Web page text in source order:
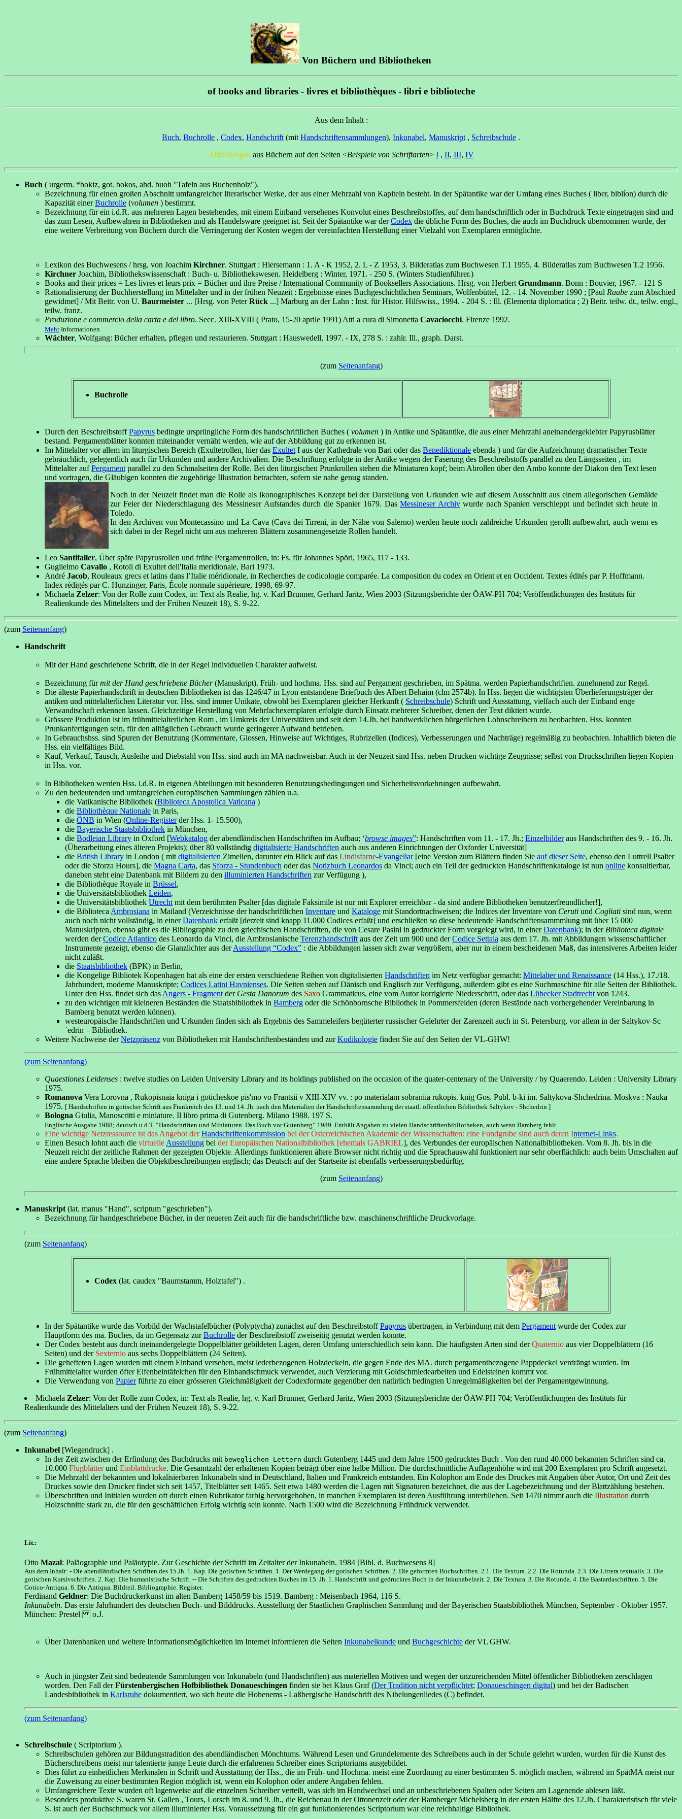
Von Büchern und Bibliotheken
of books and libraries - livres et bibliothèques - libri e biblioteche
Aus dem Inhalt :
Buch, Buchrolle , Codex, Handschrift (mit Handschriftensammlungen), Inkunabel, Manuskript , Schreibschule .
Abbildungen aus Büchern auf den Seiten <Beispiele von Schriftarten> I, II, III, IV
Buch ( urgerm. *bokiz, got. bokos, ahd. buoh "Tafeln aus Buchenholz").
Bezeichnung für einen großen Abschnitt umfangreicher literarischer Werke, der aus einer Mehrzahl von Kapiteln besteht. In der Spätantike war der Umfang eines Buches ( liber, biblíon) durch die
Kapazität einerBuchrolle (volumen ) bestimmt.
Bezeichnung für ein i.d.R. aus mehreren Lagen bestehendes, mit einem Einband versehenes Konvolut eines Beschreibstoffes, auf dem handschriftlich oder in Buchdruck Texte eingetragen sind und
das zum Lesen, Aufbewahren in Bibliotheken und als Handelsware geeignet ist. Seit der Spätantike war derCodex die übliche Form des Buches, die auch im Buchdruck übernommen wurde, der
eine weitere Verbreitung von Büchern durch die Verringerung der Kosten wegen der vereinfachten Herstellung einer Vielzahl von Exemplaren ermöglichte.
Lexikon des Buchwesens / hrsg. von Joachim Kirchner. Stuttgart : Hiersemann : 1. A - K 1952, 2. L - Z 1953, 3. Bilderatlas zum Buchwesen T.1 1955, 4. Bilderatlas zum Buchwesen T.2 1956.
Kirchner Joachim, Bibliothekswissenschaft : Buch- u. Bibliothekswesen. Heidelberg : Winter, 1971. - 250 S. (Winters Studienführer.)
Books and their prices = Les livres et leurs prix = Bücher und ihre Preise / International Community of Booksellers Associations. Hrsg. von Herbert Grundmann. Bonn : Bouvier, 1967. - 121 S
Rationalisierung der Buchherstellung im Mittelalter und in der frühen Neuzeit : Ergebnisse eines Buchgeschichtlichen Seminars, Wolfenbüttel, 12. - 14. November 1990 ; [Paul Raabe zum Abschied
gewidmet] / Mit Beitr. von U. Baurmeister ... [Hrsg. von PeterRück ...] Marburg an der Lahn : Inst. für Histor. Hilfswiss., 1994. - 204 S. : Ill. (Elementa diplomatica ; 2) Beitr. teilw. dt., teilw. engl.,
teilw. franz.
Produzione e commercio della carta e del libro. Secc. XIII-XVIII ( Prato, 15-20 aprile 1991) Atti a cura di Simonetta Cavaciocchi. Firenze 1992.
MehrInformationen
Wächter, Wolfgang: Bücher erhalten, pflegen und restaurieren. Stuttgart : Hauswedell, 1997. - IX, 278 S. : zahlr. Ill., graph. Darst.
(zum Seitenanfang)
Buchrolle
Durch den BeschreibstoffPapyrus bedingte ursprüngliche Form des handschriftlichen Buches ( volumen ) in Antike und Spätantike, die aus einer Mehrzahl aneinandergeklebter Papyrusblätter
bestand. Pergamentblätter konnten miteinander vernäht werden, wie auf der Abbildung gut zu erkennen ist.
Im Mittelalter vor allem im liturgischen Bereich (Exultetrollen, hier das Exultet I aus der Kathedrale von Bari oder das Benediktionale ebenda ) und für die Aufzeichnung dramatischer Texte
gebräuchlich, gelegentlich auch für Urkunden und andere Archivalien. Die Beschriftung erfolgte in der Antike wegen der Faserung des Beschreibstoffs parallel zu den Längsseiten , im
Mittelalter aufPergament parallel zu den Schmalseiten der Rolle. Bei den liturgischen Prunkrollen stehen die Miniaturen kopf; beim Abrollen über den Ambo konnte der Diakon den Text lesen
und vortragen, die Gläubigen konnten die zugehörige Illustration betrachten, sofern sie nahe genug standen.
Noch in der Neuzeit findet man die Rolle als ikonographisches Konzept bei der Darstellung von Urkunden wie auf diesem Ausschnitt aus einem allegorischen Gemälde
zur Feier der Niederschlagung des Messineser Aufstandes durch die Spanier 1679. DasMessineser Archivwurde nach Spanien verschleppt und befindet sich heute in
Toledo.
In den Archiven von Montecassino und La Cava (Cava dei Tirreni, in der Nähe von Salerno) werden heute noch zahlreiche Urkunden gerollt aufbewahrt, auch wenn es
sich dabei in der Regel nicht um aus mehreren Blättern zusammengesetzte Rollen handelt.
Leo Santifaller, Über späte Papyrusrollen und frühe Pergamentrollen, in: Fs. für Johannes Spörl, 1965, 117 - 133.
Guglielmo Cavallo , Rotoli di Exultet dell'Italia meridionale, Bari 1973.
André Jacob, Rouleaux grecs et latins dans l’Italie méridionale, in Recherches de codicologie comparée. La composition du codex en Orient et en Occident. Textes édités par P. Hoffmann.
Index rédigés par C. Hunzinger, Paris, École normale supérieure, 1998, 69-97.
Michaela Zelzer: Von der Rolle zum Codex, in: Text als Realie, hg. v. Karl Brunner, Gerhard Jaritz, Wien 2003 (Sitzungsberichte der ÖAW-PH 704; Veröffentlichungen des Instituts für
Realienkunde des Mittelalters und der Frühen Neuzeit 18), S. 9-22.
(zum Seitenanfang)
Handschrift
Mit der Hand geschriebene Schrift, die in der Regel individuellen Charakter aufweist.
Bezeichnung fürmit der Hand geschriebene Bücher(Manuskript). Früh- und hochma. Hss. sind auf Pergament geschrieben, im Spätma. werden Papierhandschriften. zunehmend zur Regel.
Die älteste Papierhandschrift in deutschen Bibliotheken ist das 1246/47 in Lyon entstandene Briefbuch des Albert Behaim (clm 2574b). In Hss. liegen die wichtigsten Überlieferungsträger der
antiken und mittelalterlichen Literatur vor. Hss. sind immer Unikate, obwohl bei Exemplaren gleicher Herkunft ( Schreibschule) Schrift und Ausstattung, vielfach auch der Einband enge
Verwandtschaft erkennen lassen. Gleichzeitige Herstellung von Mehrfachexemplaren erfolgte durch Einsatz mehrerer Schreiber, denen der Text diktiert wurde.
Grössere Produktion ist im frühmittelalterlichen Rom , im Umkreis der Universitäten und seit dem 14.Jh. bei handwerklichen bürgerlichen Lohnschreibern zu beobachten. Hss. konnten
Prunkanfertigungen sein, für den alltäglichen Gebrauch wurde geringerer Aufwand betrieben.
In Gebrauchshss. sind Spuren der Benutzung (Kommentare, Glossen, Hinweise auf Wichtiges, Rubrizellen (Indices), Verbesserungen und Nachträge) regelmäßig zu beobachten. Inhaltlich bieten die
Hss. ein vielfältiges Bild.
Kauf, Verkauf, Tausch, Ausleihe und Diebstahl von Hss. sind auch im MA nachweisbar. Auch in der Neuzeit sind Hss. neben Drucken wichtige Zeugnisse; selbst von Druckschriften liegen Kopien
in Hss. vor.
In Bibliotheken werden Hss. i.d.R. in eigenen Abteilungen mit besonderen Benutzungsbedingungen und Sicherheitsvorkehrungen aufbewahrt.
Zu den bedeutenden und umfangreichen europäischen Sammlungen zählen u.a.
die Vatikanische Bibliothek (Biblioteca Apostolica Vaticana )
die Bibliothèque Nationale in Paris,
die ÖNB in Wien (Online-Registerder Hss. 1- 15.500),
die Bayerische Staatsbibliothek in München,
die Bodleian Library in Oxford [Webkatalog der abendländischen Handschriften im Aufbau; ‘browse images”: Handschriften vom 11. - 17. Jh.; Einzelbilderaus Handschriften des 9. - 16. Jh.
(Überarbeitung eines älteren Projekts); über 80 vollständig digitalisierte Handschriften auch aus anderen Einrichtungen der Oxforder Universität]
die British Library in London ( mit digitalisierten Zimelien, darunter ein Blick auf das Lindisfarne-Evangeliar[eine Version zum Blättern finden Sie auf dieser Seite, ebenso den Luttrell Psalter
oder die Sforza Hours], die Magna Carta, das Sforza - Stundenbuch oder das Notizbuch Leonardos da Vinci; auch ein Teil der gedruckten Handschriftenkataloge ist nun online konsultierbar,
daneben steht eine Datenbank mit Bildern zu den illuminierten Handschriften zur Verfügung ),
die Bibliothèque Royale in Brüssel,
die Universitätsbibliothek Leiden,
die Universitätsbibliothek Utrecht mit dem berühmten Psalter [das digitale Faksimile ist nur mit Explorer erreichbar - da sind andere Bibliotheken benutzerfreundlicher!],
die Biblioteca Ambrosiana in Mailand (Verzeichnisse der handschriftlichen Inventare und Kataloge mit Standortnachweisen; die Indices der Inventare von Ceruti und Cogliati sind nun, wenn
auch noch nicht vollständig, in einerDatenbank erfaßt [derzeit sind knapp 11.000 Codices erfaßt] und erschließen so diese bedeutende Handschriftensammmlung mit über 15 000
Manuskripten, ebenso gibt es die Bibliographie zu den griechischen Handschriften, die von Cesare Pasini in gedruckter Form vorgelegt wird, in einerDatenbank); in der Biblioteca digitale
werden derCodice Atlantico des Leonardo da Vinci, die Ambrosianische Terenzhandschrift aus der Zeit um 900 und derCodice Settala aus dem 17. Jh. mit Abbildungen wissenschaftlicher
Instrumente gezeigt, ebenso die Glanzlichter aus derAusstellung “Codex” : die Abbildungen lassen sich zwar vergrößern, aber nur in einem bescheidenen Maß, das intensiveres Arbeiten leider
nicht zuläßt.
die Staatsbibliothek (BPK) in Berlin,
die Kongelige Bibliotek Kopenhagen hat als eine der ersten verschiedene Reihen von digitalisierten Handschriften im Netz verfügbar gemacht: Mittelalter und Renaissance (14 Hss.), 17./18.
Jahrhundert, moderne Manuskripte; Codices Latini Havnienses. Die Seiten stehen auf Dänisch und Englisch zur Verfügung, außerdem gibt es eine Suchmaschine für alle Seiten der Bibliothek.
Unter den Hss. findet sich das Angers - Fragment der Gesta Danorum des Saxo Grammaticus, eine vom Autor korrigierte Niederschrift, oder das Lübecker Stadtrecht von 1243.
zu den wichtigen mit kleineren Beständen die Staatsbibliothek in Bamberg oder die Schönbornsche Bibliothek in Pommersfelden (deren Bestände nach vorhergehender Vereinbarung in
Bamberg benutzt werden können).
westeuropäische Handschriften und Urkunden finden sich als Ergebnis des Sammeleifers begüterter russischer Gelehrter der Zarenzeit auch in St. Petersburg, vor allem in der Saltykov-Sc
´edrin – Bibliothek.
Weitere Nachweise derNetzpräsenz von Bibliotheken mit Handschriftenbeständen und zurKodikologie finden Sie auf den Seiten der VL-GHW!
(zum Seitenanfang)
Quaestiones Leidenses : twelve studies on Leiden University Library and its holdings published on the occasion of the quater-centenary of the University / by Quaerendo. Leiden : University Library
1975.
Romanova Vera Lorovna , Rukopisnaia kniga i goticheskoe pis'mo vo Frantsii v XIII-XIV vv. : po materialam sobraniia rukopis. knig Gos. Publ. b-ki im. Saltykova-Shchedrina. Moskva : Nauka
1975. [ Handschriften in gotischer Schrift aus Frankreich des 13. und 14. Jh. nach den Materialien der Handschriftensammlung der staatl. öffentlichen Bibliothek Saltykov - Shchedrin ]
Bologna Giulia, Manoscritti e miniature. Il libro prima di Gutenberg. Milano 1988. 197 S.
Englische Ausgabe 1988; deutsch u.d.T. “Handschriften und Miniaturen. Das Buch vor Gutenberg” 1989. Enthält Angaben zu vielen Handschriftenbibliotheken, auch wenn Bamberg fehlt.
Eine wichtige Netzressource ist das Angebot derHandschriftenkommission bei der Österreichischen Akademie der Wissenschaften: eine Fundgrube sind auch deren Internet-Links.
Einen Besuch lohnt auch die virtuelle Ausstellung bei der Europäischen Nationalbibliothek [ehemals GABRIEL], des Verbundes der europäischen Nationalbibliotheken. Vom 8. Jh. bis in die
Neuzeit reicht der zeitliche Rahmen der gezeigten Objekte. Allerdings funktionieren ältere Browser nicht richtig und die Sprachauswahl funktioniert nur sehr oberflächlich: auch beim Umschalten auf
eine andere Sprache bleiben die Objektbeschreibungen englisch; das Deutsch auf der Startseite ist ebenfalls verbesserungsbedürftig.
(zum Seitenanfang)
Manuskript (lat. manus "Hand", scriptum "geschrieben").
Bezeichnung für handgeschriebene Bücher, in der neueren Zeit auch für die handschriftliche bzw. maschinenschriftliche Druckvorlage.
(zum Seitenanfang)
Codex (lat. caudex "Baumstamm, Holztafel") .
In der Spätantike wurde das Vorbild der Wachstafelbücher (Polyptycha) zunächst auf den BeschreibstoffPapyrus übertragen, in Verbindung mit dem Pergament wurde der Codex zur
Hauptform des ma. Buches, da im Gegensatz zurBuchrolle der Beschreibstoff zweiseitig genutzt werden konnte.
Der Codex besteht aus durch ineinandergelegte Doppelblätter gebildeten Lagen, deren Umfang unterschiedlich sein kann. Die häufigsten Arten sind derQuaternio aus vier Doppelblättern (16
Seiten) und der Sexternio aus sechs Doppelblättern (24 Seiten).
Die gehefteten Lagen wurden mit einem Einband versehen, meist lederbezogenen Holzdeckeln, die gegen Ende des MA. durch pergamentbezogene Pappdeckel verdrängt wurden. Im
Frühmittelalter wurden öfter Elfenbeintäfelchen für den Einbandschmuck verwendet, auch Verzierung mit Goldschmiedearbeiten und Edelsteinen kommt vor.
Die Verwendung von Papierführte zu einer grösseren Gleichmäßigkeit der Codexformate gegenüber den natürlich bedingten Unregelmäßigkeiten bei der Pergamentgewinnung.
Michaela Zelzer: Von der Rolle zum Codex, in: Text als Realie, hg. v. Karl Brunner, Gerhard Jaritz, Wien 2003 (Sitzungsberichte der ÖAW-PH 704; Veröffentlichungen des Instituts für
Realienkunde des Mittelalters und der Frühen Neuzeit 18), S. 9-22.
(zum Seitenanfang)
Inkunabel [Wiegendruck] .
In der Zeit zwischen der Erfindung des Buchdrucks mit beweglichen Lettern durch Gutenberg 1445 und dem Jahre 1500 gedrucktes Buch . Von den rund 40.000 bekannten Schriften sind ca.
10.000 Flugblätterund Einblattdrucke. Die Gesamtzahl der erhaltenen Kopien beträgt über eine halbe Million. Die durchschnittliche Auflagenhöhe wird mit 200 Exemplaren pro Schrift angesetzt.
Die Mehrzahl der bekannten und lokalisierbaren Inkunabeln sind in Deutschland, Italien und Frankreich entstanden. Ein Kolophon am Ende des Druckes mit Angaben über Autor, Ort und Zeit des
Druckes sowie den Drucker findet sich seit 1457, Titelblätter seit 1465. Seit etwa 1480 werden die Lagen mit Signaturen bezeichnet, die aus der Lagebezeichnung und der Blattzählung bestehen.
Überschriften und Initialen wurden oft durch einen Rubrikator farbig hervorgehoben, in manchen Exemplaren ist deren Ausführung unterblieben. Seit 1470 nimmt auch die Illustration durch
Holzschnitte stark zu, die für den geschäftlichen Erfolg wichtig sein konnte. Nach 1500 wird die Bezeichnung Frühdruck verwendet.
Lit.:
Otto Mazal: Paläographie und Paläotypie. Zur Geschichte der Schrift im Zeitalter der Inkunabeln. 1984 [Bibl. d. Buchwesens 8]
Aus dem Inhalt: - Die abendländischen Schriften des 15.Jh. 1. Kap. Die gotischen Schriften. 1. Der Werdegang der gotischen Schriften. 2. Die geformten Buchschriften. 2.1. Die Textura. 2.2. Die Rotunda. 2.3. Die Littera textualis. 3. Die
gotischen Kursivschriften. 2. Kap. Die humanistische Schrift. -- Die Schriften des gedruckten Buches im 15. Jh. 1. Handschrift und gedrucktes Buch in der Inkunabelzeit. 2. Die Textura. 3. Die Rotunda. 4. Die Bastardaschriften. 5. Die
Gotico-Antiqua. 6. Die Antiqua. Bildteil. Bibliographie. Register.
Ferdinand Geldner: Die Buchdruckerkunst im alten Bamberg 1458/59 bis 1519. Bamberg : Meisenbach 1964, 116 S.
Inkunabeln. Das erste Jahrhundert des deutschen Buch- und Bilddrucks. Ausstellung der Staatlichen Graphischen Sammlung und der Bayerischen Staatsbibliothek München, September - Oktober 1957.
München: Prestel o.J.
Über Datenbanken und weitere Informationsmöglichkeiten im Internet informieren die Seiten Inkunabelkunde und Buchgeschichte der VL GHW.
Auch in jüngster Zeit sind bedeutende Sammlungen von Inkunabeln (und Handschriften) aus materiellen Motiven und wegen der unzureichenden Mittel öffentlicher Bibliotheken zerschlagen
worden. Den Fall derFürstenbergischen Hofbibliothek Donaueschingen finden sie bei Klaus Graf (Der Tradition nicht verpflichtet; Donaueschingen digital) und bei der Badischen
Landesbibliothek in Karlsruhe dokumentiert, wo sich heute die Hohenems - Laßbergische Handschrift des Nibelungenliedes (C) befindet.
(zum Seitenanfang)
Schreibschule ( Scriptorium ).
Schreibschulen gehören zur Bildungstradition des abendländischen Mönchtums. Während Lesen und Grundelemente des Schreibens auch in der Schule gelehrt wurden, wurden für die Kunst des
Bücherschreibens meist nur talentierte junge Leute durch die erfahrenen Schreiber eines Scriptoriums ausgebildet.
Dies führt zu einheitlichen Merkmalen in Schrift und Ausstattung der Hss., die im Früh- und Hochma. meist eine Zuordnung zu einer bestimmten S. möglich machen, während im SpätMA meist nur
die Zuweisung zu einer bestimmten Region möglich ist, wenn ein Kolophon oder andere Angaben fehlen.
Umfangreichere Texte wurden oft lagenweise auf die einzelnen Schreiber verteilt, was sich im Handwechsel und an unbeschriebenen Spalten oder Seiten am Lagenende ablesen läßt.
Besonders produktive S. waren St. Gallen , Tours, Lorsch im 8. und 9. Jh., die Reichenau in der Ottonenzeit oder der Bamberger Michelsberg in der ersten Hälfte des 12.Jh. Charakteristisch für viele
S. ist auch der Buchschmuck vor allem illuminierter Hss. Voraussetzung für ein gut funktionierendes Scriptorium war eine reichhaltige Bibliothek.